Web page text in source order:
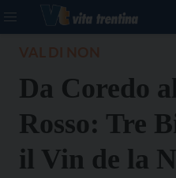
Da Coredo
Rosso: Tre
il Vin de la